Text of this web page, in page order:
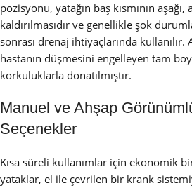
pozisyonu, yatağın baş kısmının aşağı,
kaldırılmasıdır ve genellikle şok
sonrası drenaj ihtiyaçlarında kullanılır.
hastanın düşmesini engelleyen tam
korkuluklarla donatılmıştır.
Manuel ve Ahşap
Seçenekler
Kısa süreli kullanımlar için ekonomik
yataklar, el ile çevrilen bir krank